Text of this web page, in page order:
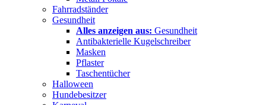
Fahrradständer
Gesundheit
Alles anzeigen aus: Gesundheit
Antibakterielle Kugelschreiber
Masken
Pflaster
Taschentücher
Halloween
Hundebesitzer